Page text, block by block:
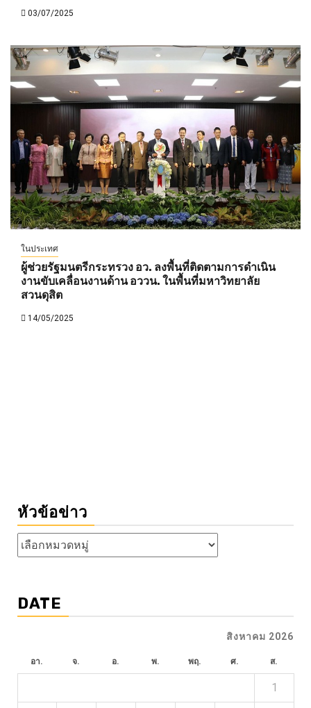
03/07/2025
ในประเทศ
ผู้ช่วยรัฐมนตรีกระทรวง อว. ลงพื้นที่ติดตามการดำเนิน
งานขับเคลื่อนงานด้าน อววน. ในพื้นที่มหาวิทยาลัย
สวนดุสิต
14/05/2025
หัวข้อข่าว
หัวข้อ
ข่าว
DATE
สิงหาคม 2026
อา. จ. อ. พ. พฤ. ศ. ส.
1